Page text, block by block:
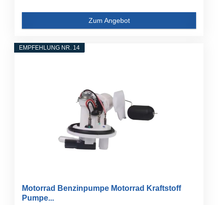
Zum Angebot
EMPFEHLUNG NR. 14
Motorrad Benzinpumpe Motorrad Kraftstoff
Pumpe...